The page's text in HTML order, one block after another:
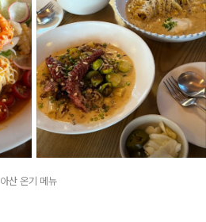
아산 온기 메뉴